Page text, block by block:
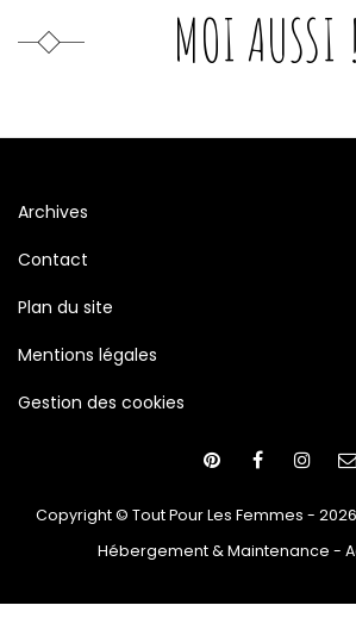
MOI AUSSI !
Archives
Contact
Plan du site
Mentions légales
Gestion des cookies
Copyright © Tout Pour Les Femmes - 2026
Hébergement & Maintenance -